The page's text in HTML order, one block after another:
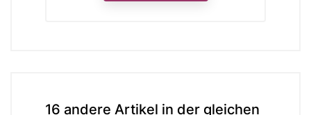
16 andere Artikel in der gleichen